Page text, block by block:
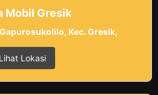
Mobil Gresik
Kec. Gresik,
Lihat Lokasi